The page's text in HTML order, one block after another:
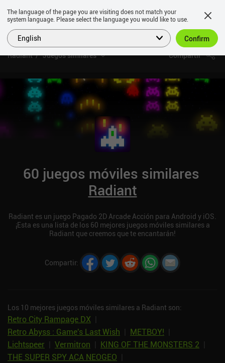
Radiant Juegos similares Compartir
60 juegos móviles similares
Radiant
Radiant es un juego Pagado 2D Arcade Acción para Android y iOS.
¡Esta es una lista de los 60 mejores juegos móviles similares a
Radiant que creemos que te encantarán!
Compartir:
Los 10 mejores juegos móviles similares a Radiant son:
Retro City Rampage DX
Retro Abyss : Game's Last Wish
METBOY!
Lichtspeer
Vermitron KING OF THE MONSTERS 2
THE SUPER SPY ACA NEOGEO
The language of the page you are visiting does not match your
system language. Please select the language you would like to use.
English Confirm